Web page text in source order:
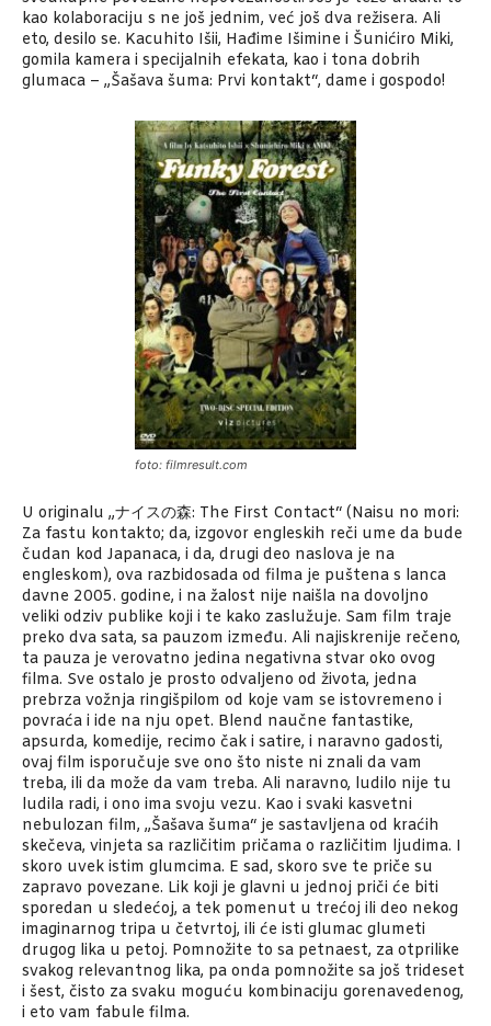
kao kolaboraciju s ne još jednim, već još dva režisera. Ali
eto, desilo se. Kacuhito Išii, Hađime Išimine i Šunićiro Miki,
gomila kamera i specijalnih efekata, kao i tona dobrih
glumaca – „Šašava šuma: Prvi kontakt“, dame i gospodo!
foto: filmresult.com
U originalu „ナイスの森: The First Contact“ (Naisu no mori:
Za fastu kontakto; da, izgovor engleskih reči ume da bude
čudan kod Japanaca, i da, drugi deo naslova je na
engleskom), ova razbidosada od filma je puštena s lanca
davne 2005. godine, i na žalost nije naišla na dovoljno
veliki odziv publike koji i te kako zaslužuje. Sam film traje
preko dva sata, sa pauzom između. Ali najiskrenije rečeno,
ta pauza je verovatno jedina negativna stvar oko ovog
filma. Sve ostalo je prosto odvaljeno od života, jedna
prebrza vožnja ringišpilom od koje vam se istovremeno i
povraća i ide na nju opet. Blend naučne fantastike,
apsurda, komedije, recimo čak i satire, i naravno gadosti,
ovaj film isporučuje sve ono što niste ni znali da vam
treba, ili da može da vam treba. Ali naravno, ludilo nije tu
ludila radi, i ono ima svoju vezu. Kao i svaki kasvetni
nebulozan film, „Šašava šuma“ je sastavljena od kraćih
skečeva, vinjeta sa različitim pričama o različitim ljudima. I
skoro uvek istim glumcima. E sad, skoro sve te priče su
zapravo povezane. Lik koji je glavni u jednoj priči će biti
sporedan u sledećoj, a tek pomenut u trećoj ili deo nekog
imaginarnog tripa u četvrtoj, ili će isti glumac glumeti
drugog lika u petoj. Pomnožite to sa petnaest, za otprilike
svakog relevantnog lika, pa onda pomnožite sa još trideset
i šest, čisto za svaku moguću kombinaciju gorenavedenog,
i eto vam fabule filma.